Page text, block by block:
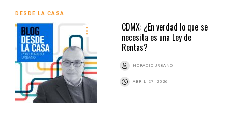
DESDE LA CASA
CDMX: ¿En verdad lo que se
necesita es una Ley de
Rentas?
HORACIO URBANO
ABRIL 27, 2026